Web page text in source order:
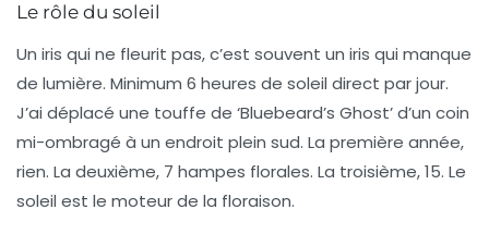
Le rôle du soleil
Un iris qui ne fleurit pas, c’est souvent un iris qui manque
de lumière. Minimum 6 heures de soleil direct par jour.
J’ai déplacé une touffe de ‘Bluebeard’s Ghost’ d’un coin
mi-ombragé à un endroit plein sud. La première année,
rien. La deuxième, 7 hampes florales. La troisième, 15. Le
soleil est le moteur de la floraison.